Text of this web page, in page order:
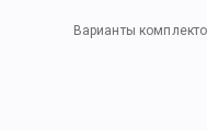
Варианты